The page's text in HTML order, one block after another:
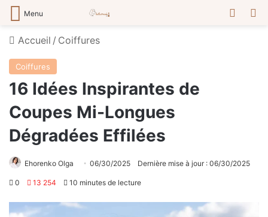
Menu
Accueil / Сoiffures
Сoiffures
16 Idées Inspirantes de
Coupes Mi-Longues
Dégradées Effilées
Ehorenko Olga 06/30/2025 Dernière mise à jour : 06/30/2025
0 13 254 10 minutes de lecture